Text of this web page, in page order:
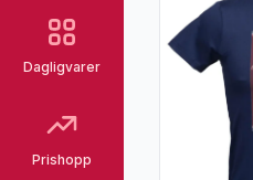
Dagligvarer
Prishopp